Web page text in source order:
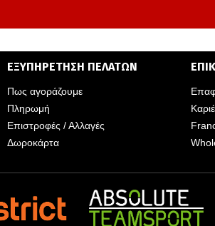
ΕΞΥΠΗΡΕΤΗΣΗ ΠΕΛΑΤΩΝ
Πως αγοράζουμε
Πληρωμή
Επιστροφές / Αλλαγές
Δωροκάρτα